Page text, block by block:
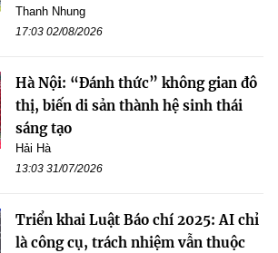
Thanh Nhung
17:03 02/08/2026
Hà Nội: “Đánh thức” không gian đô
thị, biến di sản thành hệ sinh thái
sáng tạo
Hải Hà
13:03 31/07/2026
Triển khai Luật Báo chí 2025: AI chỉ
là công cụ, trách nhiệm vẫn thuộc